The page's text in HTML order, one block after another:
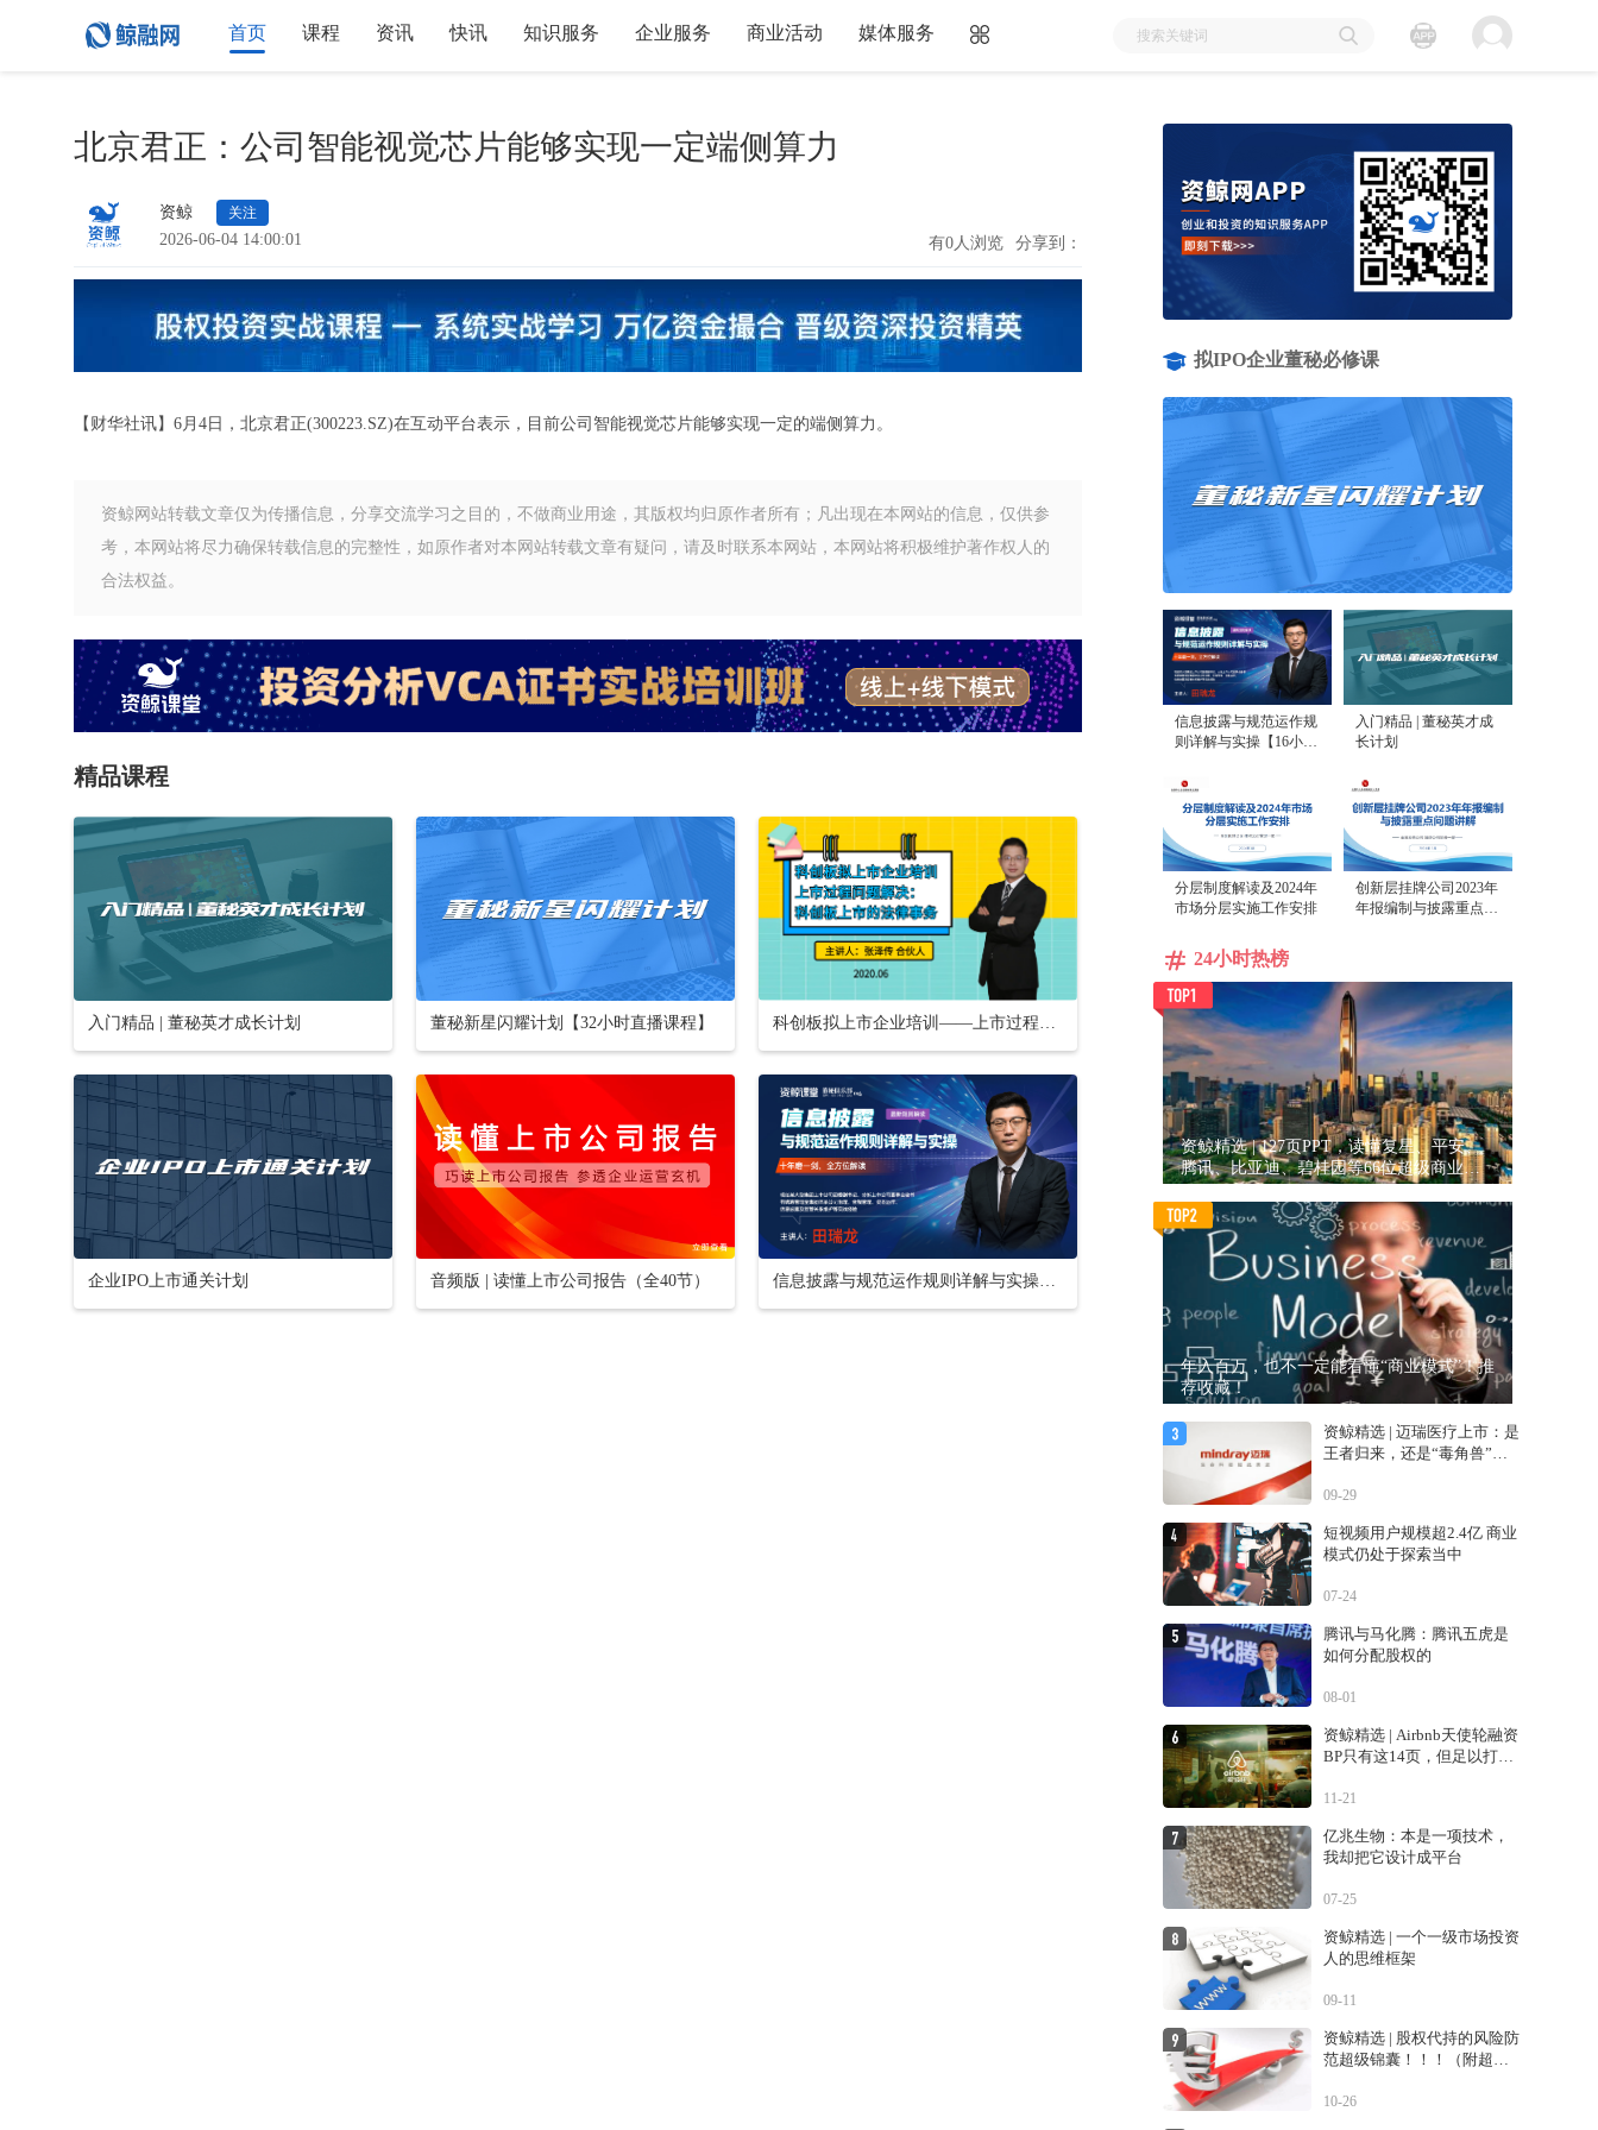
首页 课程 资讯 快讯 知识服务 企业服务 商业活动 媒体服务
北京君正：公司智能视觉芯片能够实现一定端侧算力
资鲸 关注
2026-06-04 14:00:01 有0人浏览 分享到：
【财华社讯】6月4日，北京君正(300223.SZ)在互动平台表示，目前公司智能视觉芯片能够实现一定的端侧算力。
资鲸网站转载文章仅为传播信息，分享交流学习之目的，不做商业用途，其版权均归原作者所有；凡出现在本网站的信息，仅供参
考，本网站将尽力确保转载信息的完整性，如原作者对本网站转载文章有疑问，请及时联系本网站，本网站将积极维护著作权人的
合法权益。
精品课程
入门精品 | 董秘英才成长计划 董秘新星闪耀计划【32小时直播课程】 科创板拟上市企业培训——上市过程问题解决：科创板上市的法律事务
企业IPO上市通关计划 音频版 | 读懂上市公司报告（全40节） 信息披露与规范运作规则详解与实操【16小时课程打包】
拟IPO企业董秘必修课
信息披露与规范运作规
则详解与实操【16小时
入门精品 | 董秘英才成
长计划
分层制度解读及2024年
市场分层实施工作安排
创新层挂牌公司2023年
年报编制与披露重点问
24小时热榜
资鲸精选 | 127页PPT，读懂复星、平安、
腾讯、比亚迪、碧桂园等66位超级商业巨
头未来产业布局！（非常值得收藏！）
年入百万，也不一定能看懂“商业模式”！推
荐收藏！
资鲸精选 | 迈瑞医疗上市：是
王者归来，还是“毒角兽”降
09-29
短视频用户规模超2.4亿 商业
模式仍处于探索当中
07-24
腾讯与马化腾：腾讯五虎是
如何分配股权的
08-01
资鲸精选 | Airbnb天使轮融资
BP只有这14页，但足以打动
11-21
亿兆生物：本是一项技术，
我却把它设计成平台
07-25
资鲸精选 | 一个一级市场投资
人的思维框架
09-11
资鲸精选 | 股权代持的风险防
范超级锦囊！！！（附超经
10-26